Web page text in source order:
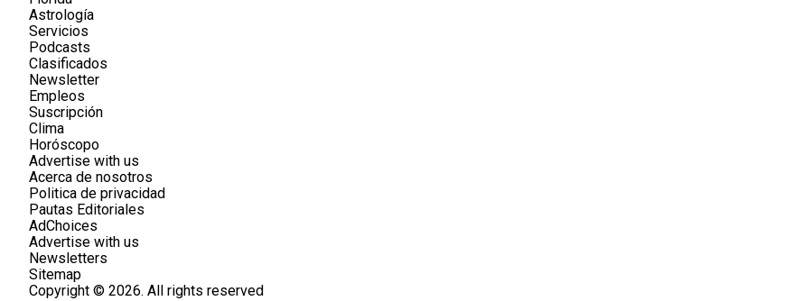
Astrología
Servicios
Podcasts
Clasificados
Newsletter
Empleos
Suscripción
Clima
Horóscopo
Advertise with us
Acerca de nosotros
Politica de privacidad
Pautas Editoriales
AdChoices
Advertise with us
Newsletters
Sitemap
Copyright © 2026. All rights reserved